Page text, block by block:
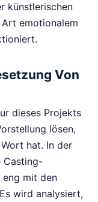
künstlerischen
emotionalem
Von
dieses Projekts
lösen,
hat. In der
Casting-
eng mit den
wird analysiert,